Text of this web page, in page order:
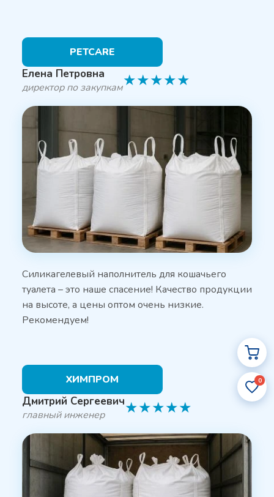
0
PETCARE
Елена Петровна
директор по закупкам★★★★★
Силикагелевый наполнитель для кошачьего
туалета – это наше спасение! Качество продукции
на высоте, а цены оптом очень низкие.
Рекомендуем!
ХИМПРОМ
Дмитрий Сергеевич
главный инженер ★★★★★